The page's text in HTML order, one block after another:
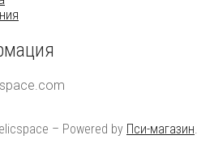
– Powered by Пси-магазин